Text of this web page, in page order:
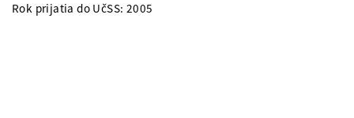
Rok prijatia do UčSS: 2005